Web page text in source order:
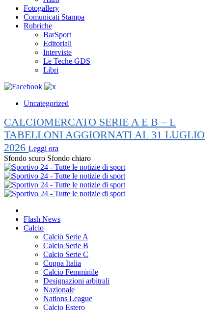
Fotogallery
Comunicati Stampa
Rubriche
BarSport
Editoriali
Interviste
Le Teche GDS
Libri
Uncategorized
CALCIOMERCATO SERIE A E B – L
TABELLONI AGGIORNATI AL 31 LUGLIO
2026 Leggi ora
Sfondo scuro Sfondo chiaro
Flash News
Calcio
Calcio Serie A
Calcio Serie B
Calcio Serie C
Coppa Italia
Calcio Femminile
Designazioni arbitrali
Nazionale
Nations League
Calcio Estero